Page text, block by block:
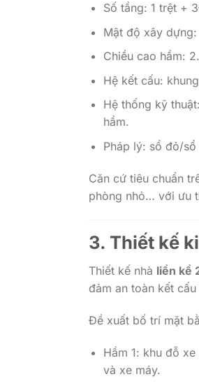
Số tầng: 1 trệt +
Mật độ xây
Chiều cao hầm:
Hệ kết cấu:
Hệ thống kỹ
hầm.
Pháp lý: sổ đỏ/
Căn cứ tiêu chuẩn
phòng nhỏ… với ưu
3. Thiết kế
Thiết kế nhà liền kề
đảm an toàn kết
Đề xuất bố trí mặt
Hầm 1: khu đỗ
và xe máy.